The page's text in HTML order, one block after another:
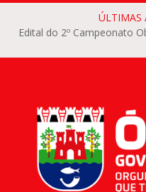
ÚLTIMAS
Edital do 2º Campeonato